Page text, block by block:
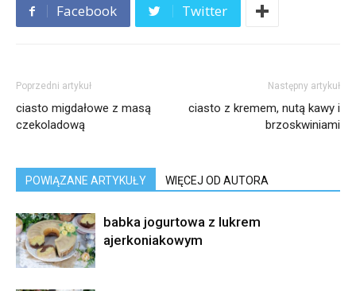
Facebook Twitter
Poprzedni artykuł
ciasto migdałowe z masą
czekoladową
Następny artykuł
ciasto z kremem, nutą kawy i
brzoskwiniami
POWIĄZANE ARTYKUŁY WIĘCEJ OD AUTORA
babka jogurtowa z lukrem
ajerkoniakowym